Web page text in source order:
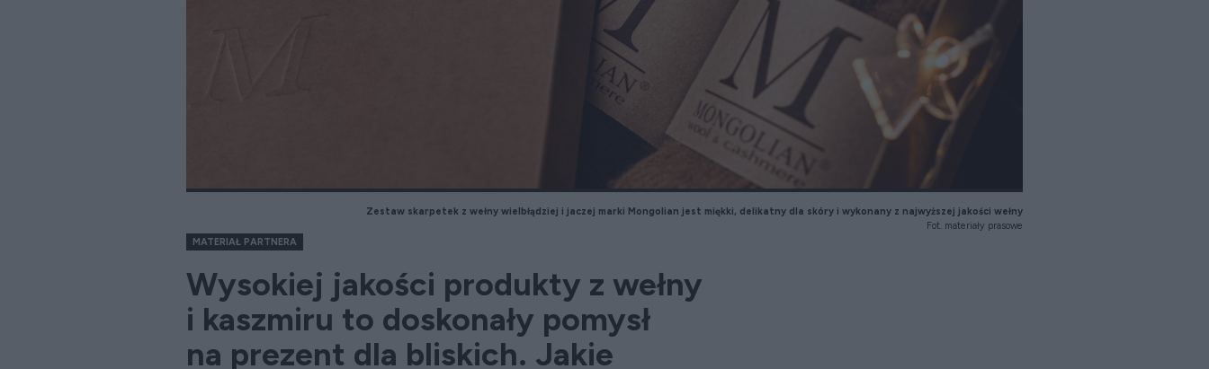
Zestaw skarpetek z wełny wielbłądziej i jaczej marki Mongolian jest miękki, delikatny dla skóry i wykonany z najwyższej jakości wełny
Fot. materiały prasowe
MATERIAŁ PARTNERA
Wysokiej jakości produkty z wełny
i kaszmiru to doskonały pomysł
na prezent dla bliskich. Jakie